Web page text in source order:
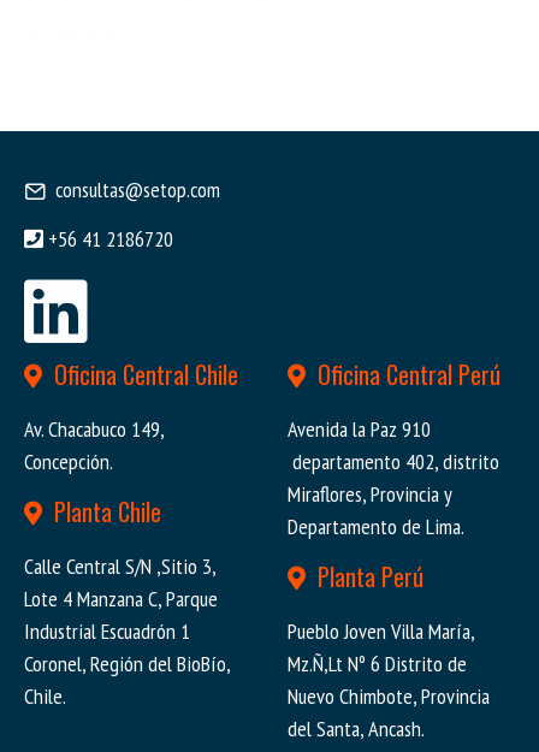
consultas@setop.com
+56 41 2186720
Oficina Central Chile
Av. Chacabuco 149,
Concepción.
Planta Chile
Calle Central S/N ,Sitio 3,
Lote 4 Manzana C, Parque
Industrial Escuadrón 1
Coronel, Región del BioBío,
Chile.
Oficina Central Perú
Avenida la Paz 910
departamento 402, distrito
Miraflores, Provincia y
Departamento de Lima.
Planta Perú
Pueblo Joven Villa María,
Mz.Ñ,Lt Nº 6 Distrito de
Nuevo Chimbote, Provincia
del Santa, Ancash.